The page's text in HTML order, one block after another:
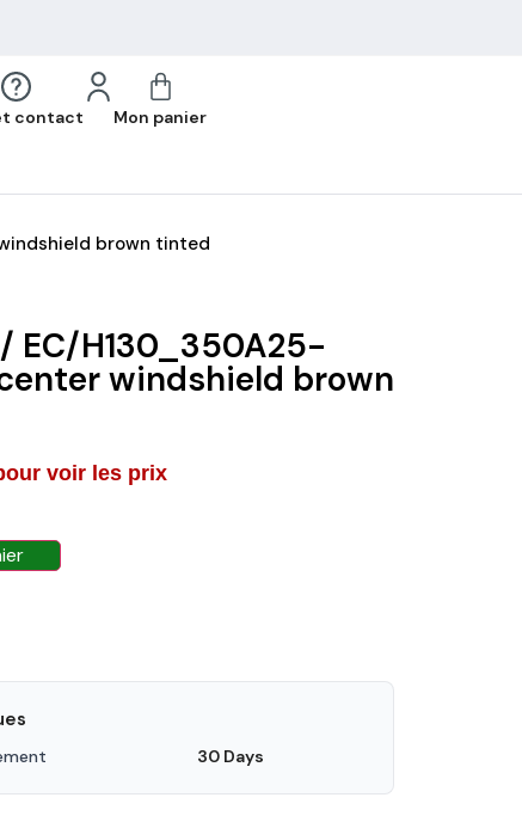
contact Mon panier
brown tinted
EC/H130_350A25-
windshield brown
voir les prix
30 Days